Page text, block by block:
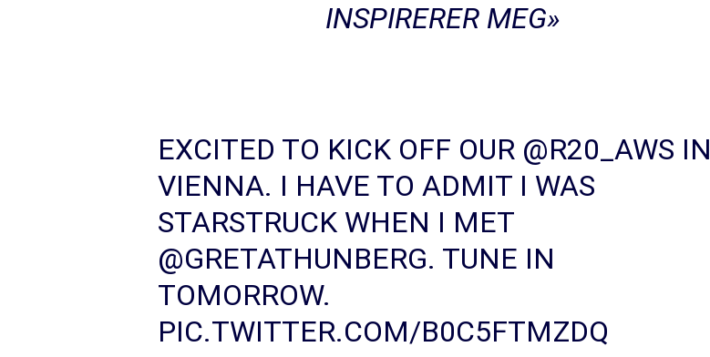
INSPIRERER MEG»
EXCITED TO KICK OFF OUR @R20_AWS IN
VIENNA. I HAVE TO ADMIT I WAS
STARSTRUCK WHEN I MET
@GRETATHUNBERG. TUNE IN
TOMORROW.
PIC.TWITTER.COM/B0C5FTMZDQ